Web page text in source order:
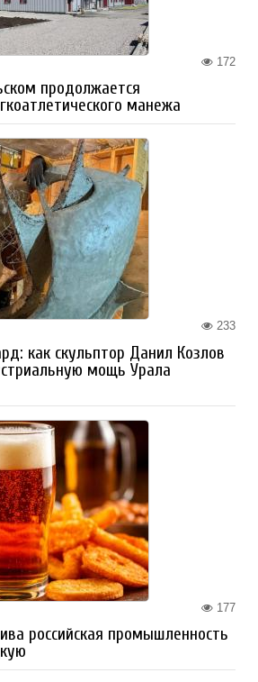
172
продолжается
манежа
233
как скульптор Данил Козлов
мощь Урала
177
российская промышленность